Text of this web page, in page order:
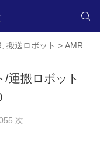
搬送ロボット > AMR 自律走行搬送ロボット/運搬ロボットStarLight150
運搬ロボット
次